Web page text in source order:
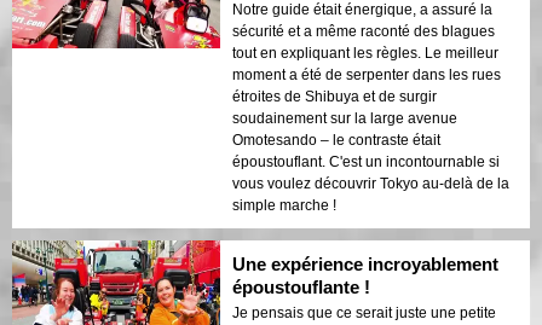
Notre guide était énergique, a assuré la
sécurité et a même raconté des blagues
tout en expliquant les règles. Le meilleur
moment a été de serpenter dans les rues
étroites de Shibuya et de surgir
soudainement sur la large avenue
Omotesando – le contraste était
époustouflant. C'est un incontournable si
vous voulez découvrir Tokyo au-delà de la
simple marche !
Une expérience incroyablement
époustouflante !
Je pensais que ce serait juste une petite